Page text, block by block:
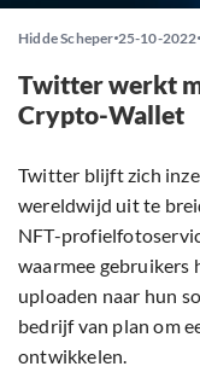
Hidde Scheper 25-10-2022
Twitter werkt
Crypto-Wallet
Twitter blijft zich
wereldwijd uit te
NFT-
waarmee gebruikers
uploaden naar hun
bedrijf van plan om
ontwikkelen.